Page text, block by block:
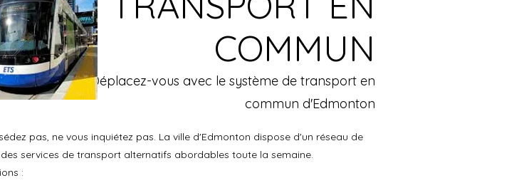
COMMUN
Déplacez-vous avec le système de transport en
commun d'Edmonton
pas, ne vous inquiétez pas. La ville d'Edmonton dispose d'un réseau de
services de transport alternatifs abordables toute la semaine.
: